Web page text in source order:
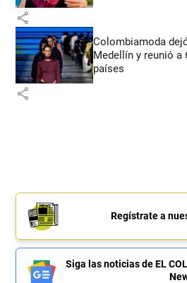
share
Colombiamoda
Medellín y reunió
países
share
Regístrate a
Siga las noticias de EL